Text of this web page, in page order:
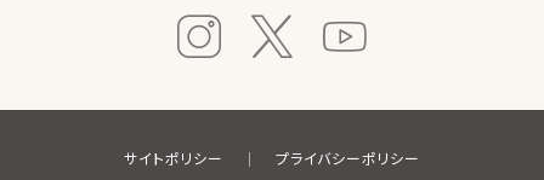
サイトポリシー プライバシーポリシー